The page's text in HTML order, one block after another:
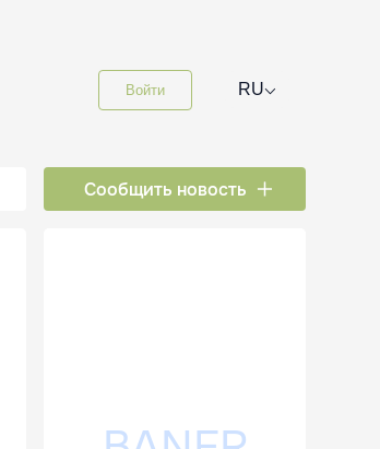
Войти RU⌵
Сообщить новость